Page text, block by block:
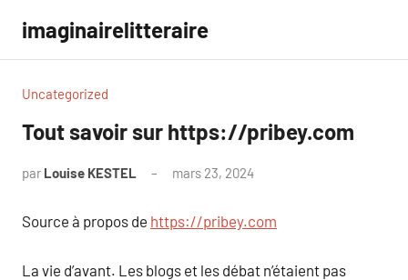
contenu
imaginairelitteraire
Uncategorized
Tout savoir sur https://pribey.com
par Louise KESTEL mars 23, 2024
Source à propos de https://pribey.com
La vie d’avant. Les blogs et les débat n’étaient pas